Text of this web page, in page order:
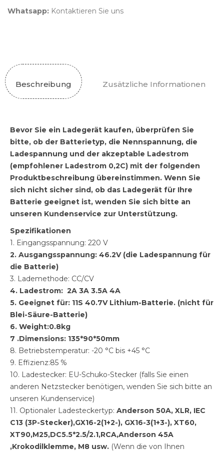
Whatsapp: Kontaktieren Sie uns
Beschreibung Zusätzliche Informationen
Bevor Sie ein Ladegerät kaufen, überprüfen Sie
bitte, ob der Batterietyp, die Nennspannung, die
Ladespannung und der akzeptable Ladestrom
(empfohlener Ladestrom 0,2C) mit der folgenden
Produktbeschreibung übereinstimmen. Wenn Sie
sich nicht sicher sind, ob das Ladegerät für Ihre
Batterie geeignet ist, wenden Sie sich bitte an
unseren Kundenservice zur Unterstützung.
Spezifikationen
1. Eingangsspannung: 220 V
2. Ausgangsspannung: 46.2V (die Ladespannung für
die Batterie)
3. Lademethode: CC/CV
4. Ladestrom: 2A 3A 3.5A 4A
5. Geeignet für: 11S 40.7V Lithium-Batterie. (nicht für
Blei-Säure-Batterie)
6. Weight:0.8kg
7 .Dimensions: 135*90*50mm
8. Betriebstemperatur: -20 °C bis +45 °C
9. Effizienz:85 %
10. Ladestecker: EU-Schuko-Stecker (falls Sie einen
anderen Netzstecker benötigen, wenden Sie sich bitte an
unseren Kundenservice)
11. Optionaler Ladesteckertyp: Anderson 50A, XLR, IEC
C13 (3P-Stecker),GX16-2(1+2-), GX16-3(1+3-), XT60,
XT90,M25,DC5.5*2.5/2.1,RCA,Anderson 45A
,Krokodilklemme, M8 usw. (Wenn die von Ihnen